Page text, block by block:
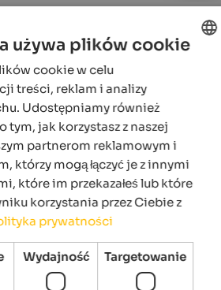
w Acquafun San
Acquafun w San Candido łączy
i dobre samopoczucie.
w Południowym Tyrolu
centrum odnowy biologicznej dla
Alta Pusteria
. Basen przygodowy jest
używa plików cookie
cookie w celu
treści, reklam i analizy
Udostępniamy również
tym, jak korzystasz z naszej
partnerom reklamowym i
którzy mogą łączyć je z innymi
które im przekazałeś lub które
korzystania przez Ciebie z
prywatności
Wydajność Targetowanie